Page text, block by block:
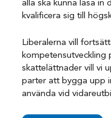
alla ska kunna läsa in
kvalificera sig till
Liberalerna vill
kompetensutveckling
skattelättnader vill vi
parter att bygga upp
använda vid